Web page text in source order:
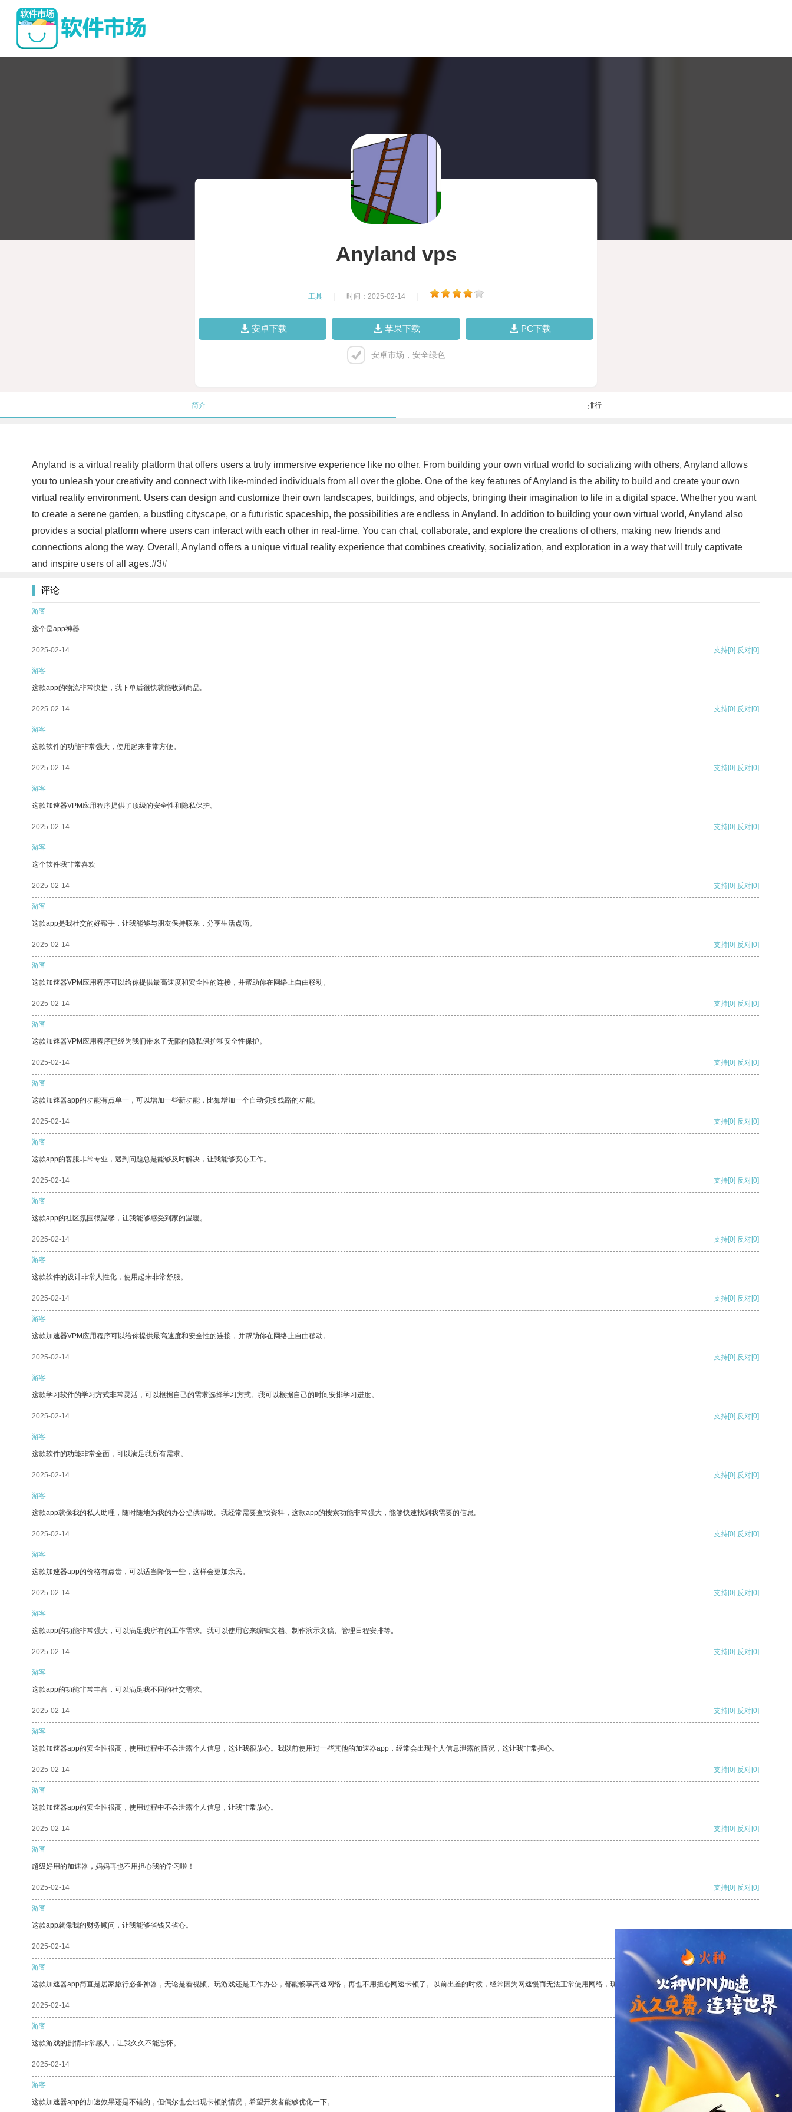
Anyland vps
工具 时间：2025-02-14
安卓下载 苹果下载 PC下载
安卓市场，安全绿色
简介 排行
Anyland is a virtual reality platform that offers users a truly immersive experience like no other. From building your own virtual world to socializing with others, Anyland allows
you to unleash your creativity and connect with like-minded individuals from all over the globe. One of the key features of Anyland is the ability to build and create your own
virtual reality environment. Users can design and customize their own landscapes, buildings, and objects, bringing their imagination to life in a digital space. Whether you want
to create a serene garden, a bustling cityscape, or a futuristic spaceship, the possibilities are endless in Anyland. In addition to building your own virtual world, Anyland also
provides a social platform where users can interact with each other in real-time. You can chat, collaborate, and explore the creations of others, making new friends and
connections along the way. Overall, Anyland offers a unique virtual reality experience that combines creativity, socialization, and exploration in a way that will truly captivate
and inspire users of all ages.#3#
评论
游客
这个是app神器
2025-02-14 支持[0] 反对[0]
游客
这款app的物流非常快捷，我下单后很快就能收到商品。
2025-02-14 支持[0] 反对[0]
游客
这款软件的功能非常强大，使用起来非常方便。
2025-02-14 支持[0] 反对[0]
游客
这款加速器VPM应用程序提供了顶级的安全性和隐私保护。
2025-02-14 支持[0] 反对[0]
游客
这个软件我非常喜欢
2025-02-14 支持[0] 反对[0]
游客
这款app是我社交的好帮手，让我能够与朋友保持联系，分享生活点滴。
2025-02-14 支持[0] 反对[0]
游客
这款加速器VPM应用程序可以给你提供最高速度和安全性的连接，并帮助你在网络上自由移动。
2025-02-14 支持[0] 反对[0]
游客
这款加速器VPM应用程序已经为我们带来了无限的隐私保护和安全性保护。
2025-02-14 支持[0] 反对[0]
游客
这款加速器app的功能有点单一，可以增加一些新功能，比如增加一个自动切换线路的功能。
2025-02-14 支持[0] 反对[0]
游客
这款app的客服非常专业，遇到问题总是能够及时解决，让我能够安心工作。
2025-02-14 支持[0] 反对[0]
游客
这款app的社区氛围很温馨，让我能够感受到家的温暖。
2025-02-14 支持[0] 反对[0]
游客
这款软件的设计非常人性化，使用起来非常舒服。
2025-02-14 支持[0] 反对[0]
游客
这款加速器VPM应用程序可以给你提供最高速度和安全性的连接，并帮助你在网络上自由移动。
2025-02-14 支持[0] 反对[0]
游客
这款学习软件的学习方式非常灵活，可以根据自己的需求选择学习方式。我可以根据自己的时间安排学习进度。
2025-02-14 支持[0] 反对[0]
游客
这款软件的功能非常全面，可以满足我所有需求。
2025-02-14 支持[0] 反对[0]
游客
这款app就像我的私人助理，随时随地为我的办公提供帮助。我经常需要查找资料，这款app的搜索功能非常强大，能够快速找到我需要的信息。
2025-02-14 支持[0] 反对[0]
游客
这款加速器app的价格有点贵，可以适当降低一些，这样会更加亲民。
2025-02-14 支持[0] 反对[0]
游客
这款app的功能非常强大，可以满足我所有的工作需求。我可以使用它来编辑文档、制作演示文稿、管理日程安排等。
2025-02-14 支持[0] 反对[0]
游客
这款app的功能非常丰富，可以满足我不同的社交需求。
2025-02-14 支持[0] 反对[0]
游客
这款加速器app的安全性很高，使用过程中不会泄露个人信息，这让我很放心。我以前使用过一些其他的加速器app，经常会出现个人信息泄露的情况，这让我非常担心。
2025-02-14 支持[0] 反对[0]
游客
这款加速器app的安全性很高，使用过程中不会泄露个人信息，让我非常放心。
2025-02-14 支持[0] 反对[0]
游客
超级好用的加速器，妈妈再也不用担心我的学习啦！
2025-02-14 支持[0] 反对[0]
游客
这款app就像我的财务顾问，让我能够省钱又省心。
2025-02-14
游客
这款加速器app简直是居家旅行必备神器，无论是看视频、玩游戏还是工作办公，都能畅享高速网络，再也不用担心网速卡顿了。以前出差的时候，经常因为网速慢而无法正常使用网络，现在有了这个app，我再也不用担心了。
2025-02-14 支持 [0] 反对[0]
游客
这款游戏的剧情非常感人，让我久久不能忘怀。
2025-02-14 支持[0] 反对
游客
这款加速器app的加速效果还是不错的，但偶尔也会出现卡顿的情况，希望开发者能够优化一下。